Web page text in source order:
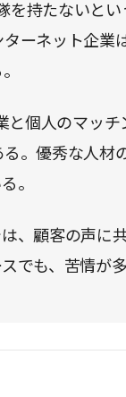
組織で働く人に
。
を持たないとい
ーネット企業
個人のマッチ
。優秀な人材
。
、顧客の声に
でも、苦情が